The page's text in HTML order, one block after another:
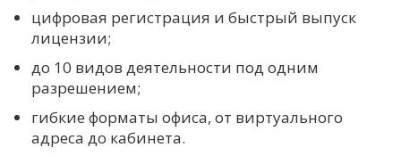
цифровая регистрация и быстрый выпуск
лицензии;
до 10 видов деятельности под одним
разрешением;
гибкие форматы офиса, от виртуального
адреса до кабинета.